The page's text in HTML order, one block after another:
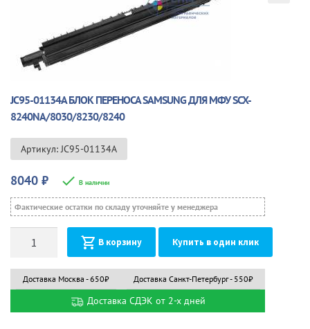
JC95-01134A БЛОК ПЕРЕНОСА SAMSUNG ДЛЯ МФУ SCX-
8240NA/8030/8230/8240
Артикул: JC95-01134A
8040 ₽ В наличии
Фактические остатки по складу уточняйте у менеджера
В корзину Купить в один клик
Доставка Москва - 650₽ Доставка Санкт-Петербург - 550₽
Доставка СДЭК от 2-х дней